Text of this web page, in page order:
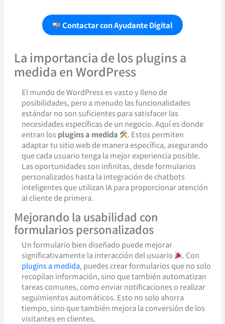
Contactar con Ayudante Digital
La importancia de los plugins a
medida en WordPress
El mundo de WordPress es vasto y lleno de
posibilidades, pero a menudo las funcionalidades
estándar no son suficientes para satisfacer las
necesidades específicas de un negocio. Aquí es donde
entran losplugins a medida
. Estos permiten
adaptar tu sitio web de manera específica, asegurando
que cada usuario tenga la mejor experiencia posible.
Las oportunidades son infinitas, desde formularios
personalizados hasta la integración de chatbots
inteligentes que utilizan IA para proporcionar atención
al cliente de primera.
Mejorando la usabilidad con
formularios personalizados
Un formulario bien diseñado puede mejorar
significativamente la interacción del usuario
. Con
plugins a medida, puedes crear formularios que no solo
recopilan información, sino que también automatizan
tareas comunes, como enviar notificaciones o realizar
seguimientos automáticos. Esto no solo ahorra
tiempo, sino que también mejora la conversión de los
visitantes en clientes.